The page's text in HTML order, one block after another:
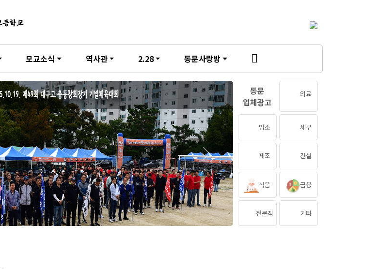
등학교
모교소식 역사관 2.28 동문사랑방
동문
업체광고
의료
법조 세무
제조 건설
식음 금융
전문직 기타
Next